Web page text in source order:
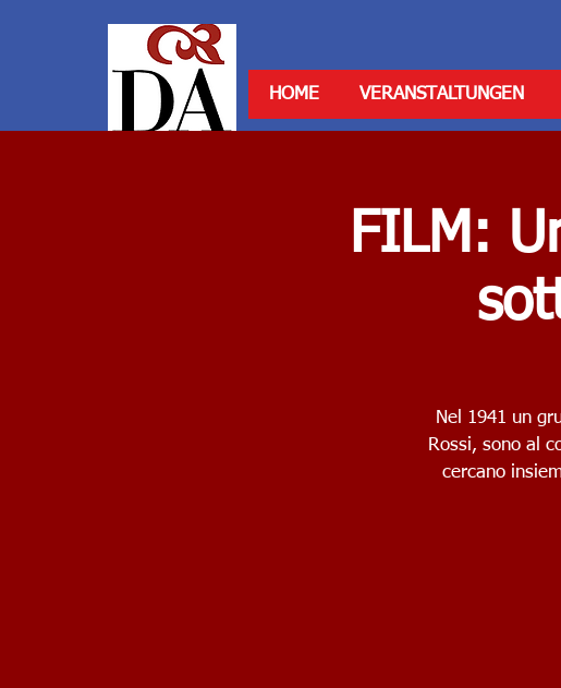
HOME VERANSTALTUNGEN
FILM:
Nel 1941 un
Rossi, sono al
cercano